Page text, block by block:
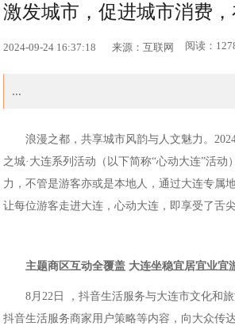
激发城市，促进城市消费
2024-09-24 16:37:18 来源：互联网 阅读：
...
浪漫之都，共享城市风韵与人文魅力。
之城·大连系列活动（以下简称“心动大连”活
力，不管是游客亦或是本地人，通过大连专属
让每位游客走进大连，心动大连，即享受了舌
主题商区互动全覆盖 大连坐稳宜居宜业宜
8月22日 ，抖音生活服务与大连市文化和
抖音生活服务商家用户策略等内容，向大众传